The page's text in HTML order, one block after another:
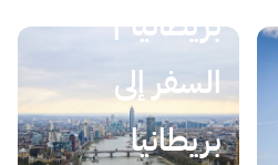
بريطانيا |
السفر إلى
بريطانيا